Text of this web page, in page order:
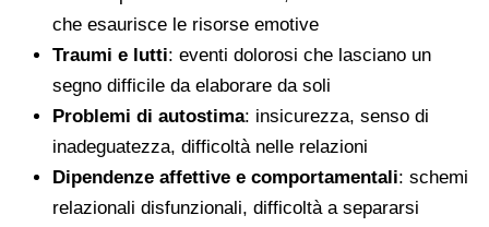
che esaurisce le risorse emotive
Traumi e lutti: eventi dolorosi che lasciano un
segno difficile da elaborare da soli
Problemi di autostima: insicurezza, senso di
inadeguatezza, difficoltà nelle relazioni
Dipendenze affettive e comportamentali: schemi
relazionali disfunzionali, difficoltà a separarsi